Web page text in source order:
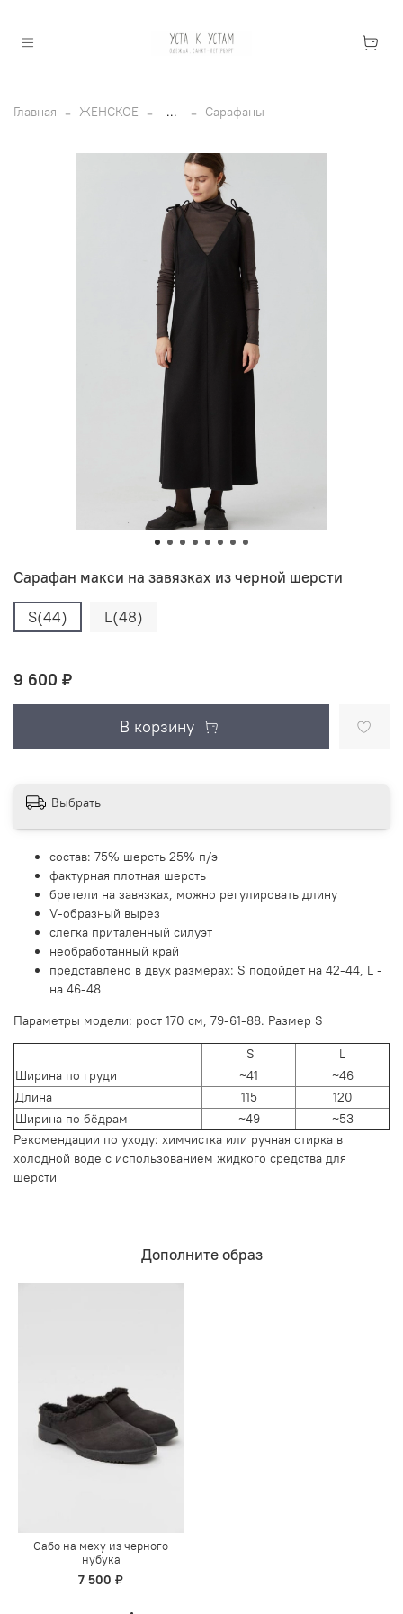
Главная ЖЕНСКОЕ ... Сарафаны
Сарафан макси на завязках из черной шерсти
S(44)
L(48)
9 600 ₽
В корзину
Выбрать
состав: 75% шерсть 25% п/э
фактурная плотная шерсть
бретели на завязках, можно регулировать длину
V-образный вырез
слегка приталенный силуэт
необработанный край
представлено в двух размерах: S подойдет на 42-44, L -
на 46-48
Параметры модели: рост 170 см, 79-61-88. Размер S
S
L
Ширина по груди
~41
~46
Длина
115
120
Ширина по бёдрам
~49
~53
Рекомендации по уходу: химчистка или ручная стирка в
холодной воде с использованием жидкого средства для
шерсти
Дополните образ
Сабо на меху из черного
нубука
7 500 ₽